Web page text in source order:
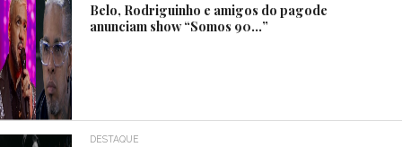
Belo, Rodriguinho e amigos do pagode
anunciam show “Somos 90…”
DESTAQUE